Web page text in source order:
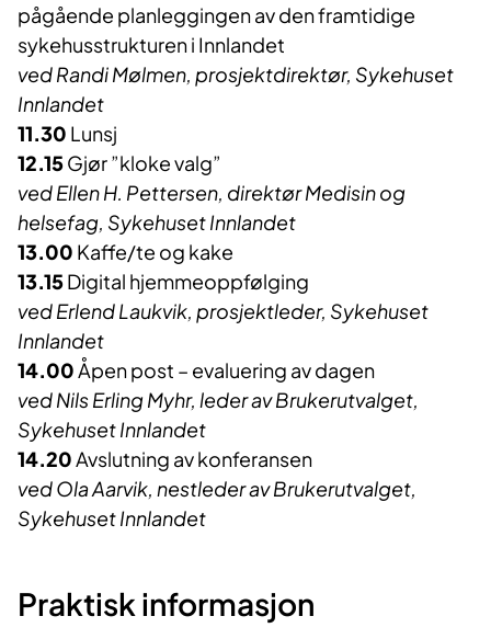
pågående planleggingen av den framtidige
sykehusstrukturen i Innlandet
ved Randi Mølmen, prosjektdirektør, Sykehuset
Innlandet
11.30 Lunsj
12.15Gjør ”kloke valg”
ved Ellen H. Pettersen, direktør Medisin og
helsefag, Sykehuset Innlandet
13.00 Kaffe/te og kake
13.15Digital hjemmeoppfølging
ved Erlend Laukvik, prosjektleder, Sykehuset
Innlandet
14.00Åpen post – evaluering av dagen
ved Nils Erling Myhr, leder av Brukerutvalget,
Sykehuset Innlandet
14.20Avslutning av konferansen
ved Ola Aarvik, nestleder av Brukerutvalget,
Sykehuset Innlandet
Praktisk informasjon